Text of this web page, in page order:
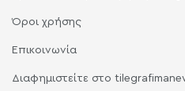
Όροι χρήσης
Επικοινωνία
Διαφημιστείτε στο